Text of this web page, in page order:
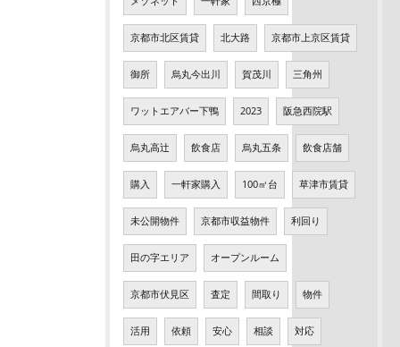
京都市北区賃貸 北大路 京都市上京区賃貸
御所 烏丸今出川 賀茂川 三角州
ワットエアバー下鴨 2023 阪急西院駅
烏丸高辻 飲食店 烏丸五条 飲食店舗
購入 一軒家購入 100㎡台 草津市賃貸
未公開物件 京都市収益物件 利回り
田の字エリア オープンルーム
京都市伏見区 査定 間取り 物件
活用 依頼 安心 相談 対応